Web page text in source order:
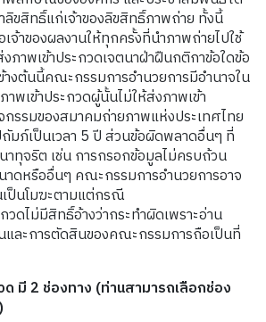
ลิขสิทธิ์แก่เจ้าของลิขสิทธิ์ภาพถ่าย ทั้งนี้
จ้าของผลงานให้ทุกครั้งที่นำภาพถ่ายไปใช้
ภาพเข้าประกวดเจตนาฝ่าฝืนกติกาข้อใดข้อ
งต้นนี้คณะกรรมการอำนวยการมีอำนาจใน
พเข้าประกวดผู้นั้นไม่ให้ส่งภาพเข้า
รรมของสมาคมถ่ายภาพแห่งประเทศไทย
มภ์เป็นเวลา 5 ปี ส่วนข้อผิดพลาดอื่นๆ ที่
าทุจริต เช่น การกรอกข้อมูลไม่ครบถ้วน
ดหรืออื่นๆ คณะกรรมการอำนวยการอาจ
ป็นโมฆะตามแต่กรณี
วดไม่มีสิทธิ์อ้างว่ากระทำผิดเพราะอ่าน
และการตัดสินของคณะกรรมการถือเป็นที่
มี 2 ช่องทาง (ท่านสามารถเลือกช่อง